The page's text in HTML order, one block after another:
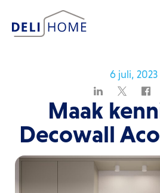
6 juli, 2023
Maak
Decowall